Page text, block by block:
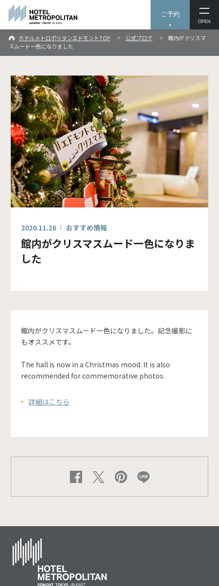
ご予約
OPEN
ホテルメトロポリタンエドモントTOP 公式ブログ
館内がクリスマ
スムード一色になりました
2020.11.26 おすすめ情報
館内がクリスマスムード一色になりま
した
館内がクリスマスムード一色になりました。記念撮影に
もオススメです。
The hall is now in a Christmas mood. It is also
recommended for commemorative photos.
詳細はこちら